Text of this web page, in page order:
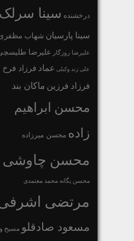
درخشنده سینا سرلک
سینا پارسیان شهاب
علیرضا روزگار علیرضا
علی زند وکیلی عماد فرزاد فرخ
فرزاد فرزین ماکان بند
محسن ابراهیم
زاده محسن میرزاده
محسن چاوشی
محسن یگانه محمد معتمدی
مرتضی
مسعود صادقلو مسیح و